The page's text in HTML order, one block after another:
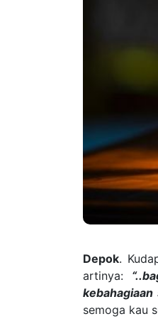
Depok.
artinya: “..
semoga kau